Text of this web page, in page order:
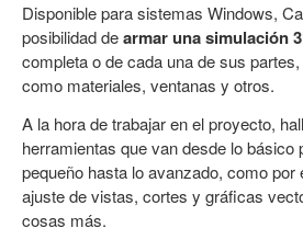
Disponible para sistemas Windows,
posibilidad dearmar una simulación
completa o de cada una de sus
como materiales, ventanas y otros.
A la hora de trabajar en el proyecto,
herramientas que van desde lo básico
pequeño hasta lo avanzado, como por
ajuste de vistas, cortes y gráficas
cosas más.